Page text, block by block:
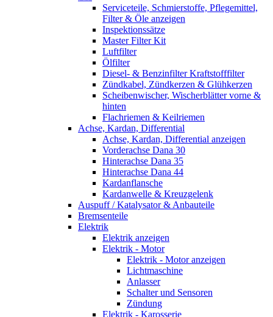
Serviceteile, Schmierstoffe, Pflegemittel,
Filter & Öle anzeigen
Inspektionssätze
Master Filter Kit
Luftfilter
Ölfilter
Diesel- & Benzinfilter Kraftstofffilter
Zündkabel, Zündkerzen & Glühkerzen
Scheibenwischer, Wischerblätter vorne &
hinten
Flachriemen & Keilriemen
Achse, Kardan, Differential
Achse, Kardan, Differential anzeigen
Vorderachse Dana 30
Hinterachse Dana 35
Hinterachse Dana 44
Kardanflansche
Kardanwelle & Kreuzgelenk
Auspuff / Katalysator & Anbauteile
Bremsenteile
Elektrik
Elektrik anzeigen
Elektrik - Motor
Elektrik - Motor anzeigen
Lichtmaschine
Anlasser
Schalter und Sensoren
Zündung
Elektrik - Karosserie